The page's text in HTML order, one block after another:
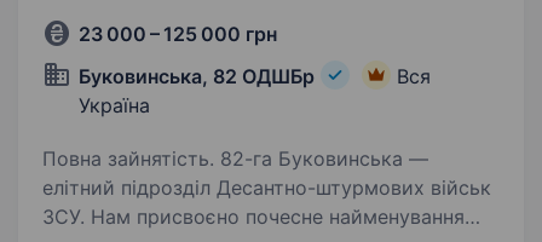
23 000 – 125 000 грн
Буковинська, 82 ОДШБр
Вся
Україна
Повна зайнятість. 82-га Буковинська —
елітний підрозділ Десантно-штурмових військ
ЗСУ. Нам присвоєно почесне найменування